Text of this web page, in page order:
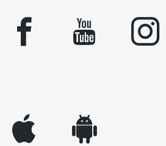
facebook youtube instagram
appleinc android